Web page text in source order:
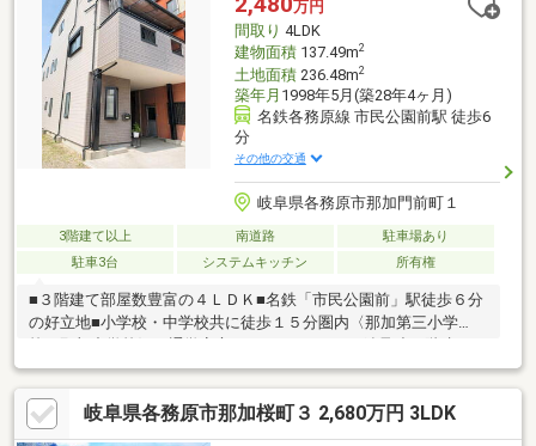
えながら満足度の高い住まいを実現できます。
万円
間取り 4LDK
建物面積137.49m2
土地面積236.48m2
築年月 1998年5月(築28年4ヶ月)
名鉄各務原線 市民公園前駅 徒歩6
分
その他の交通
岐阜県各務原市那加門前町１
3階建て以上 南道路
駐車場あり
駐車3台
システムキッチン 所有権
■３階建て部屋数豊富の４ＬＤＫ■名鉄「市民公園前」駅徒歩６分
の好立地■小学校・中学校共に徒歩１５分圏内〈那加第三小学
東側道路沿い建物解体予定（Ｒ９年２月予定） ◎東側隣地建物
（角地・道路沿い）が来年２月に解体予定、そのあと建物建ちま
せん！！ ◎解体後、日当り、風通し、車の出入り、良くなりま
す ＼◎＼◎詳しくご説明しますのでお問い合わせください◎／
岐阜県各務原市那加桜町３ 2,680万円 3LDK